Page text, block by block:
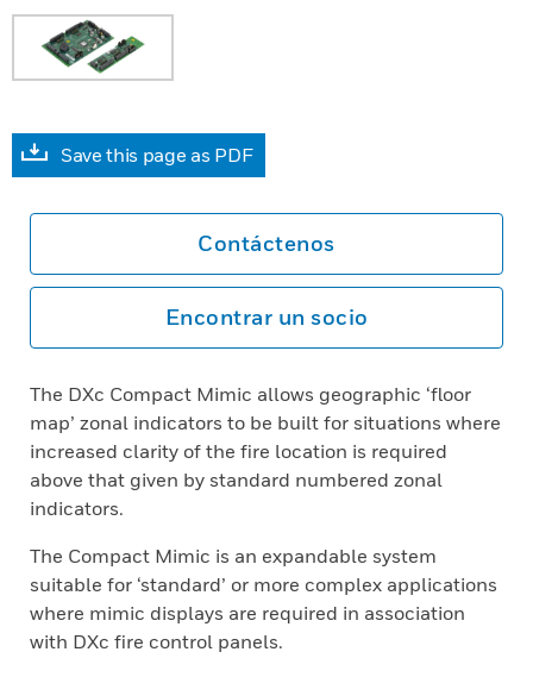
Save this page as PDF
Contáctenos
Encontrar un socio
The DXc Compact Mimic allows geographic ‘floor
map’ zonal indicators to be built for situations where
increased clarity of the fire location is required
above that given by standard numbered zonal
indicators.
The Compact Mimic is an expandable system
suitable for ‘standard’ or more complex applications
where mimic displays are required in association
with DXc fire control panels.